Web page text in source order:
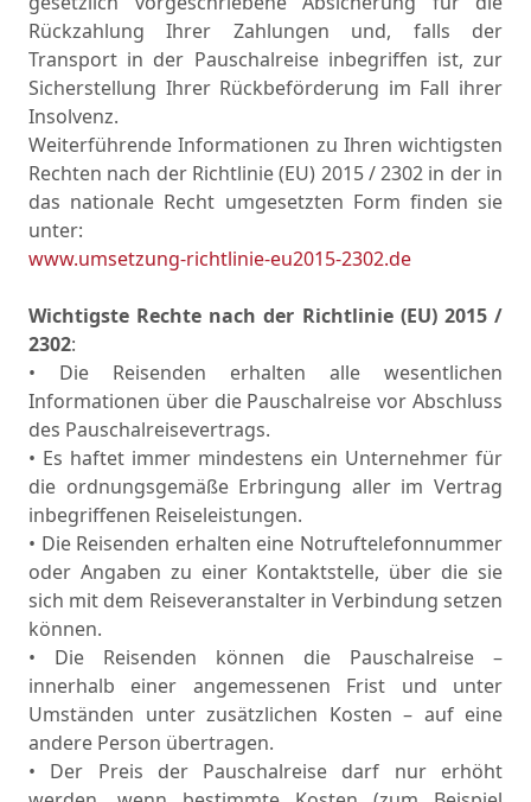
Rückzahlung Ihrer Zahlungen und, falls der
Transport in der Pauschalreise inbegriffen ist, zur
Sicherstellung Ihrer Rückbeförderung im Fall ihrer
Insolvenz.
Weiterführende Informationen zu Ihren wichtigsten
Rechten nach der Richtlinie (EU) 2015 / 2302 in der in
das nationale Recht umgesetzten Form finden sie
unter:
www.umsetzung-richtlinie-eu2015-2302.de
Wichtigste Rechte nach der Richtlinie (EU) 2015 /
2302:
• Die Reisenden erhalten alle wesentlichen
Informationen über die Pauschalreise vor Abschluss
des Pauschalreisevertrags.
• Es haftet immer mindestens ein Unternehmer für
die ordnungsgemäße Erbringung aller im Vertrag
inbegriffenen Reiseleistungen.
• Die Reisenden erhalten eine Notruftelefonnummer
oder Angaben zu einer Kontaktstelle, über die sie
sich mit dem Reiseveranstalter in Verbindung setzen
können.
• Die Reisenden können die Pauschalreise –
innerhalb einer angemessenen Frist und unter
Umständen unter zusätzlichen Kosten – auf eine
andere Person übertragen.
• Der Preis der Pauschalreise darf nur erhöht